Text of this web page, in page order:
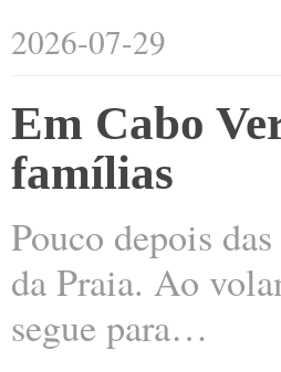
2026-07-29
Em Cabo
famílias
Pouco depois
da Praia. Ao
segue para…